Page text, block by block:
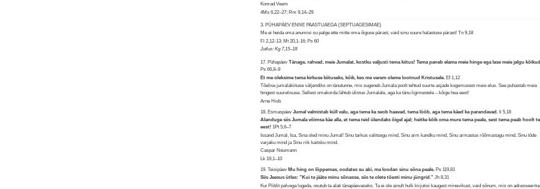
Konrad Veem
4Ms 6,22–27; Rm 9,14–29
3. PÜHAPÄEV ENNE PAASTUAEGA (SEPTUAGESIMAE)
Me ei heida oma anumisi su palge ette mitte oma õiguse pärast, vaid sinu suure halastuse pärast!Tn 9,18
Fl 2,12-13; Mt 20,1-16; Ps 60
Jutlus: Kg 7,15–18
17. PühapäevTänage, rahvad, meie Jumalat, kostku valjusti tema kiitus! Tema paneb elama meie hinge ega lase meie jalgu
Ps 66,8–9
Et me oleksime tema kirkuse kiituseks, kõik, kes me varem oleme lootnud Kristusele. Ef 1,12
Tõelise jumalakiituse väljendiks on tänutunne, mis sugeneb Jumala poolt tehtud suurte asjade kogemusest meie elus. See puhastab meie
hingest suurelisuse. Sellest omakorda lähtub ülistus Jumalale, aga ka tänu ligimestele – kõige hea eest!
Arne Hiob
18. EsmaspäevJumal valmistab küll valu, aga tema ka seob haavad, tema lööb, aga tema käed ka parandavad.Ii 5,18
Alanduge siis Jumala võimsa käe alla, et tema teid ülendaks õigel ajal; heitke kõik oma mure tema peale, sest tema peab hoolt
eest!1Pt 5,6–7
Issand Jumal, Isa, Sina oled minu Jumal! Sinu tarkus valitsegu mind, Sinu arm kandku mind, Sinu armastus rõõmustagu mind, Sinu tõde
varjaku mind ja Sinu riik kaitsku mind.
Caspar Neumann
Lk 19,1–10
19. TeisipäevMu hing on lõppemas, oodates su abi, ma loodan sinu sõna peale.Ps 119,81
Siis Jeesus ütles: "Kui te jääte minu sõnasse, siis te olete tõesti minu jüngrid."Jh 8,31
Kui Piiblit palvega lugeda, osutub ta alati tänapäevaseks. Ta ei ole ainult hulk kirjutisi kaugest minevikust, vaid sõnum, mis on adresseeritud